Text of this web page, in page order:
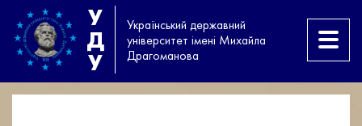
У
Д
У
Український державний
університет імені Михайла
Драгоманова